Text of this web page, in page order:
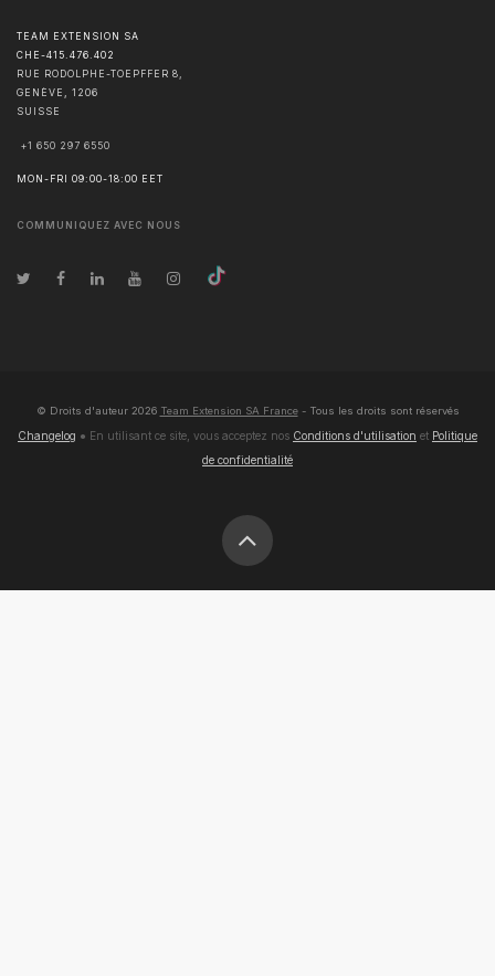
TEAM EXTENSION SA
CHE-415.476.402
RUE RODOLPHE-TOEPFFER 8,
GENÈVE
1206
SUISSE
+1 650 297 6550
MON-FRI 09:00-18:00 EET
COMMUNIQUEZ AVEC NOUS
© Droits d'auteur 2026 Team Extension SA France- Tous les droits sont réservés
Changelog ● En utilisant ce site, vous acceptez nos Conditions d'utilisation et Politique
de confidentialité